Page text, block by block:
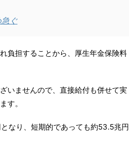
ぐ
負担することから、厚生年金保険料
いませんので、直接給付も併せて実
す。
なり、短期的であっても約53.5兆円